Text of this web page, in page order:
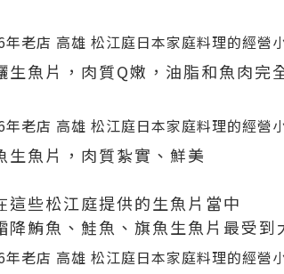
生魚片，肉質Q嫩，油脂和魚肉完
生魚片，肉質紮實、鮮美
這些松江庭提供的生魚片當中
降鮪魚、鮭魚、旗魚生魚片最受到